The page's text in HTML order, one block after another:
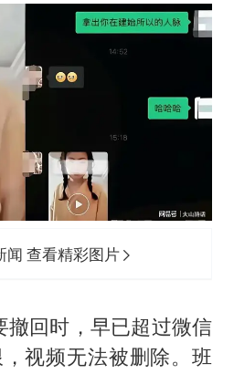
闻 查看精彩图片
撤回时，早已超过微信
视频无法被删除。班